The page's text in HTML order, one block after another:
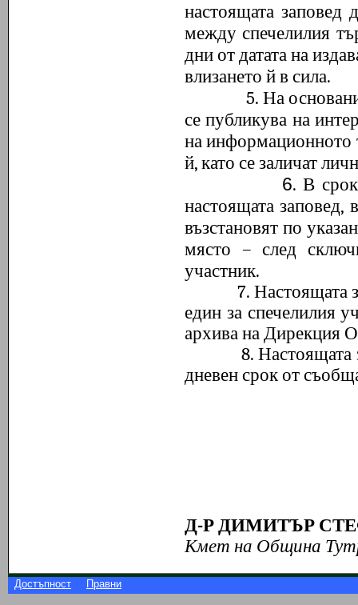
настоящата заповед
между спечелилия
дни от датата на
влизането й в сила.
5. На
се публикува на
на информационното
й, като се заличат
6. В
настоящата заповед,
възстановят по
място – след
участник.
7. Настоящата
един за спечелилия
архива на Дирекция
8. Настоящата
дневен срок от
Д-Р ДИМИТЪР
Кмет на Община
Достъпност Правни